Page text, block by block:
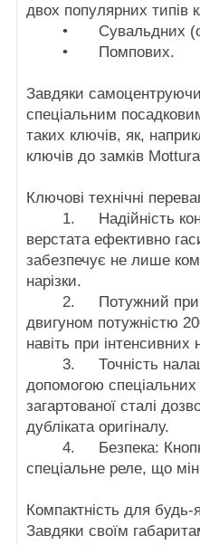
двох популярних типів
•
Сувальдних
•
Помпових.
Завдяки
спеціальним
таких ключів, як,
ключів до замків
Ключові технічні
1.
Надійність
верстата ефективно
забезпечує не лише
нарізки.
2.
Потужний
двигуном потужністю
навіть при інтенсивних
3.
Точність
допомогою спеціальних
загартованої сталі
дубліката оригіналу.
4.
Безпека:
спеціальне реле, що
Компактність для будь-
Завдяки своїм